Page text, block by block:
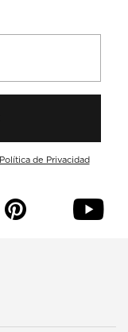
Política de Privacidad
p y